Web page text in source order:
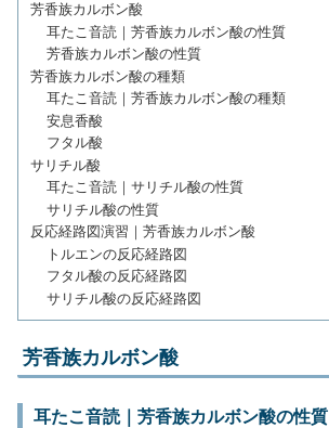
芳香族カルボン酸
耳たこ音読｜芳香族カルボン酸の性質
芳香族カルボン酸の性質
芳香族カルボン酸の種類
耳たこ音読｜芳香族カルボン酸の種類
安息香酸
フタル酸
サリチル酸
耳たこ音読｜サリチル酸の性質
サリチル酸の性質
反応経路図演習｜芳香族カルボン酸
トルエンの反応経路図
フタル酸の反応経路図
サリチル酸の反応経路図
芳香族カルボン酸
耳たこ音読｜芳香族カルボン酸の性質